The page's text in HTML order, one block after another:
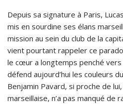
Depuis sa signature à Paris,
mis en sourdine ses élans
mission au sein du club de la
vient pourtant rappeler ce
le cœur a longtemps penché vers
défend aujourd’hui les couleurs
Benjamin Pavard, si proche de
marseillaise, n’a pas manqué de